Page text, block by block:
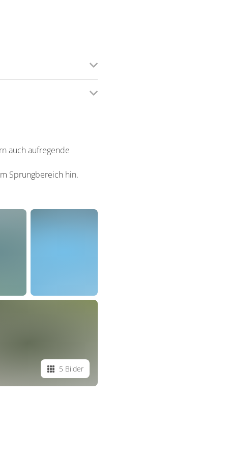
auch aufregende
Sprungbereich hin.
5 Bilder